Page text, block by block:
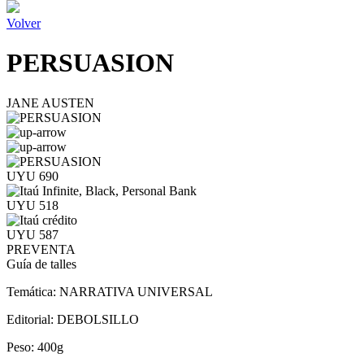
Volver
PERSUASION
JANE AUSTEN
UYU 690
UYU 518
UYU 587
PREVENTA
Guía de talles
Temática: NARRATIVA UNIVERSAL
Editorial: DEBOLSILLO
Peso: 400g